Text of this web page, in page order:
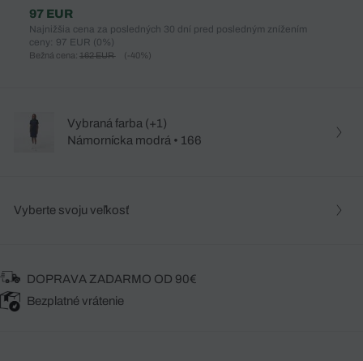
97 EUR
Najnižšia cena za posledných 30 dní pred posledným znížením
ceny: 97 EUR (0%)
Bežná cena: 162 EUR (-40%)
Vybraná farba (+1)
Námornícka modrá • 166
Vyberte svoju veľkosť
DOPRAVA ZADARMO OD 90€
Bezplatné vrátenie